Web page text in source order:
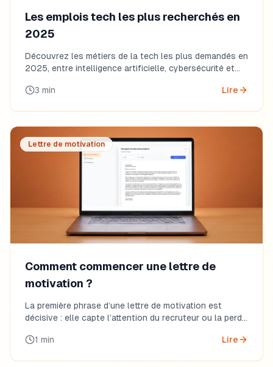
Les emplois tech les plus recherchés en
2025
Découvrez les métiers de la tech les plus demandés en
2025, entre intelligence artificielle, cybersécurité et
3 min Lire
Lettre de motivation
Comment commencer une lettre de
motivation ?
La première phrase d’une lettre de motivation est
décisive : elle capte l’attention du recruteur ou la perd.
1 min Lire